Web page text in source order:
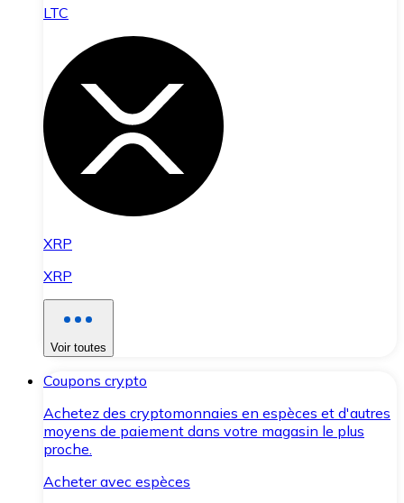
LTC
XRP
XRP
Voir toutes
Coupons crypto
Achetez des cryptomonnaies en espèces et d'autres
moyens de paiement dans votre magasin le plus
proche.
Acheter avec espèces